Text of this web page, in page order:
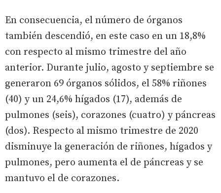
En consecuencia, el número de órganos
también descendió, en este caso en un 18,8%
con respecto al mismo trimestre del año
anterior. Durante julio, agosto y septiembre se
generaron 69 órganos sólidos, el 58% riñones
(40) y un 24,6% hígados (17), además de
pulmones (seis), corazones (cuatro) y páncreas
(dos). Respecto al mismo trimestre de 2020
disminuye la generación de riñones, hígados y
pulmones, pero aumenta el de páncreas y se
mantuvo el de corazones.